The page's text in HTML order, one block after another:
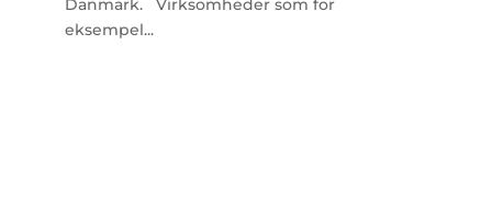
Danmark. Virksomheder som for
eksempel...